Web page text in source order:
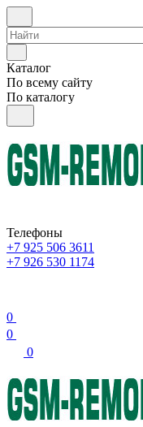
Каталог
По всему сайту
По каталогу
Телефоны
+7 925 506 3611
+7 926 530 1174
0
0
0